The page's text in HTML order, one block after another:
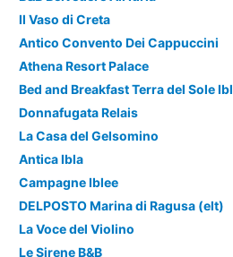
Il Vaso di Creta
Antico Convento Dei Cappuccini
Athena Resort Palace
Bed and Breakfast Terra del Sole
Donnafugata Relais
La Casa del Gelsomino
Antica Ibla
Campagne Iblee
DELPOSTO Marina di Ragusa (elt)
La Voce del Violino
Le Sirene B&B